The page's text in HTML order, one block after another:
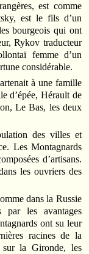
est comme
est le fils d’un
bourgeois qui ont
Rykov traducteur
femme d’un
considérable.
à une famille
d’épée, Hérault de
Le Bas, les deux
des villes et
Les Montagnards
d’artisans.
les ouvriers des
dans la Russie
par les avantages
ont su leur
racines de la
sur la Gironde, les